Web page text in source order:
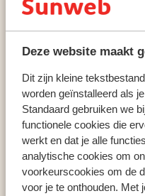
Deze website maakt
Dit zijn kleine
worden geïnstalleerd als
Standaard gebruiken we
functionele cookies die
werkt en dat je alle
analytische cookies om
voorkeurscookies om de
voor je te onthouden. Met
Serfaus-Fiss-Ladis
Populaire